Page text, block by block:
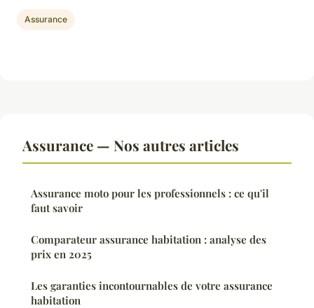
Assurance
Assurance — Nos autres articles
Assurance moto pour les professionnels : ce qu'il
faut savoir
Comparateur assurance habitation : analyse des
prix en 2025
Les garanties incontournables de votre assurance
habitation